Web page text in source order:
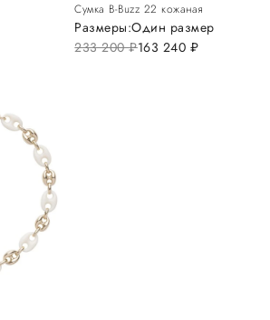
Сумка B-Buzz 22 кожаная
233 200руб.163 240 руб.
Размеры:Один размер